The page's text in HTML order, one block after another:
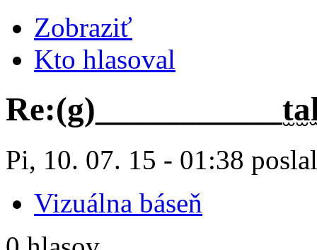
Zobraziť
Kto hlasoval
Pi, 10. 07. 15 - 01:38
Vizuálna báseň